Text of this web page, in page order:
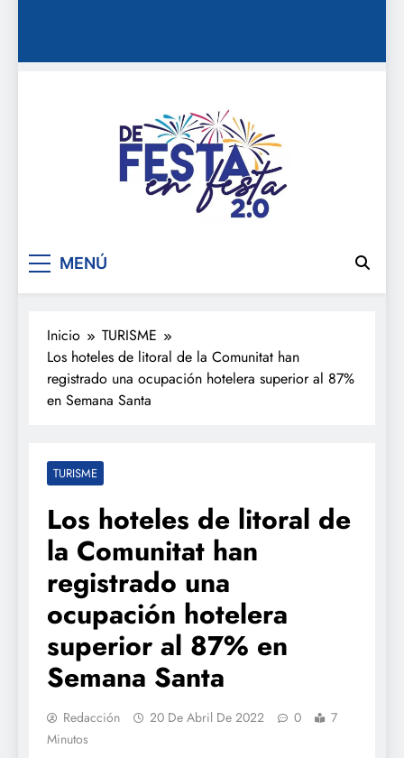
De festa en festa 2.0
MENÚ
Inicio
TURISME
Los hoteles de litoral de la Comunitat han
registrado una ocupación hotelera superior al 87%
en Semana Santa
TURISME
Los hoteles de litoral de
la Comunitat han
registrado una
ocupación hotelera
superior al 87% en
Semana Santa
Redacción 20 De Abril De 2022 0
7
Minutos